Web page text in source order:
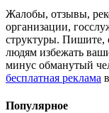
Жалобы, отзывы,
организации,
структуры. Пишите,
людям избежать
минус обманутый
бесплатная реклама
Популярное